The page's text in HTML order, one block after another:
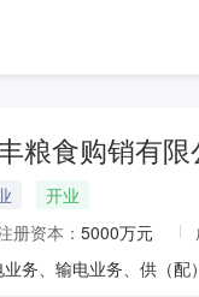
粮食购销有限
开业
册资本： 5000万元